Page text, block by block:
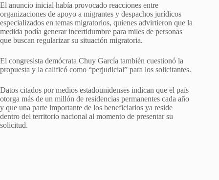
El anuncio inicial había provocado reacciones entre
organizaciones de apoyo a migrantes y despachos jurídicos
especializados en temas migratorios, quienes advirtieron que la
medida podía generar incertidumbre para miles de personas
que buscan regularizar su situación migratoria.
El congresista demócrata Chuy García también cuestionó la
propuesta y la calificó como “perjudicial” para los solicitantes.
Datos citados por medios estadounidenses indican que el país
otorga más de un millón de residencias permanentes cada año
y que una parte importante de los beneficiarios ya reside
dentro del territorio nacional al momento de presentar su
solicitud.